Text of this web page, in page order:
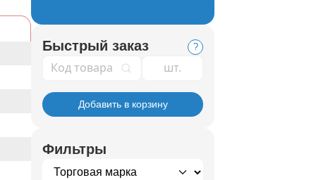
Быстрый заказ ?
Код товара
Добавить в корзину
Фильтры